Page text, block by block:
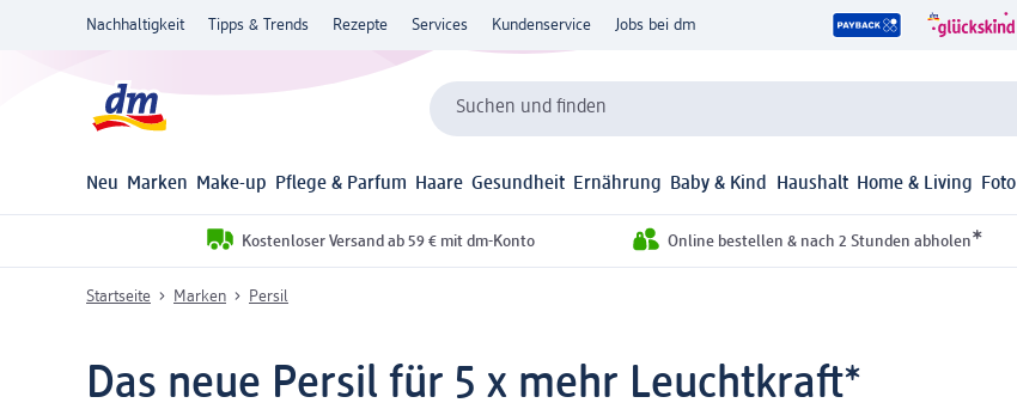
Nachhaltigkeit Tipps & Trends Rezepte Services Kundenservice Jobs bei dm
Suchen und finden
Neu Marken Make-up Pflege & Parfum Haare Gesundheit Ernährung Baby & Kind Haushalt Home & Living Foto
Kostenloser Versand ab 59 € mit dm-Konto Online bestellen & nach 2 Stunden abholen*
Startseite Marken Persil
Das neue Persil für 5 x mehr Leuchtkraft*